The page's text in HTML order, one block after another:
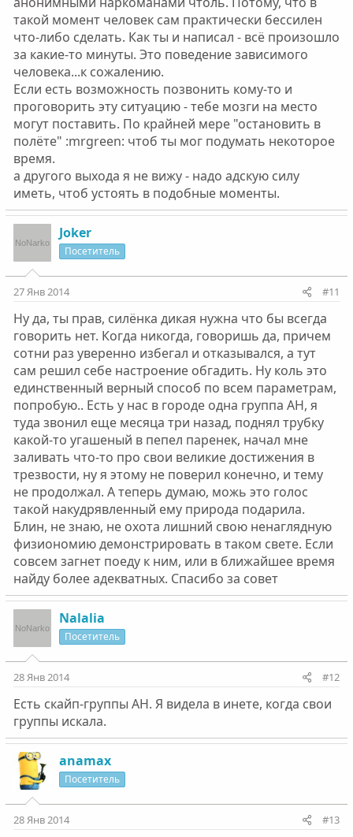
такой момент человек сам практически бессилен
что-либо сделать. Как ты и написал - всё произошло
за какие-то минуты. Это поведение зависимого
человека...к сожалению.
Если есть возможность позвонить кому-то и
проговорить эту ситуацию - тебе мозги на место
могут поставить. По крайней мере "остановить в
полёте" :mrgreen: чтоб ты мог подумать некоторое
время.
а другого выхода я не вижу - надо адскую силу
иметь, чтоб устоять в подобные моменты.
Joker
Посетитель
27 Янв 2014 #11
Ну да, ты прав, силёнка дикая нужна что бы всегда
говорить нет. Когда никогда, говоришь да, причем
сотни раз уверенно избегал и отказывался, а тут
сам решил себе настроение обгадить. Ну коль это
единственный верный способ по всем параметрам,
попробую.. Есть у нас в городе одна группа АН, я
туда звонил еще месяца три назад, поднял трубку
какой-то угашеный в пепел паренек, начал мне
заливать что-то про свои великие достижения в
трезвости, ну я этому не поверил конечно, и тему
не продолжал. А теперь думаю, можь это голос
такой накудрявленный ему природа подарила.
Блин, не знаю, не охота лишний свою ненаглядную
физиономию демонстрировать в таком свете. Если
совсем загнет поеду к ним, или в ближайшее время
найду более адекватных. Спасибо за совет
Nalalia
Посетитель
28 Янв 2014 #12
Есть скайп-группы АН. Я видела в инете, когда свои
группы искала.
anamax
Посетитель
28 Янв 2014 #13